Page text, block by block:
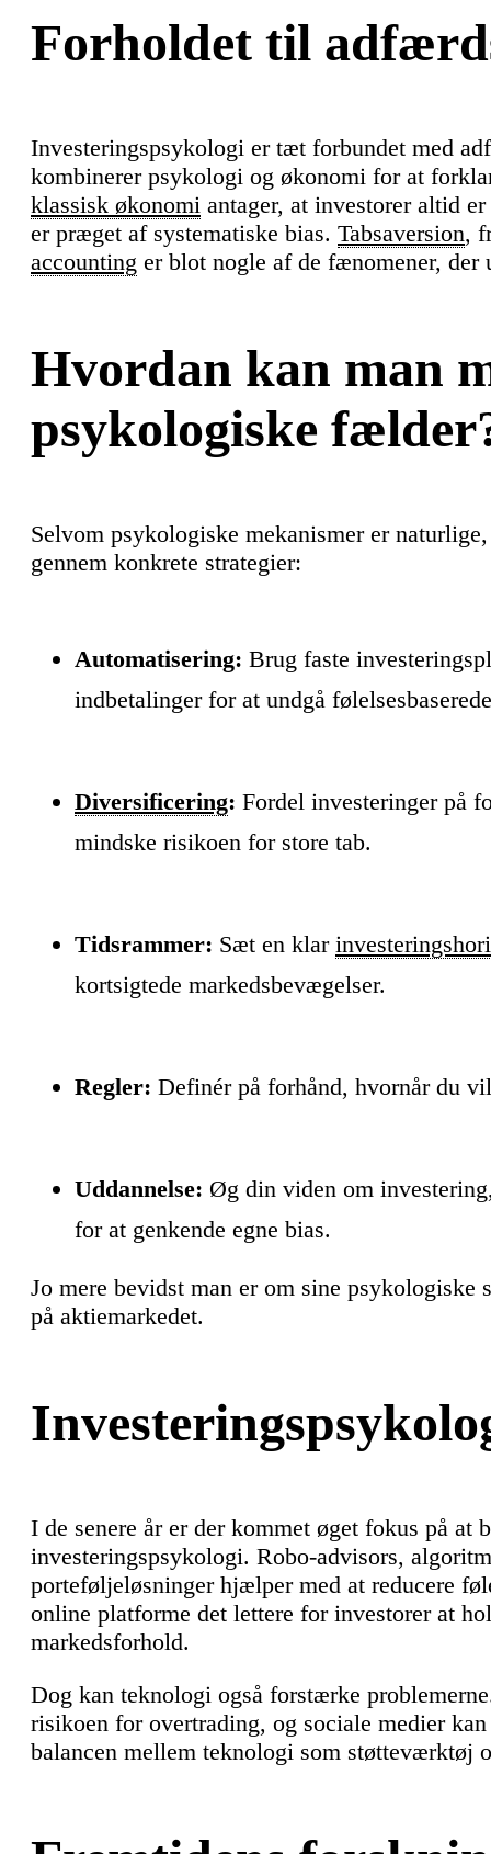
Forholdet til
Investeringspsykologi er tæt forbundet med
kombinerer psykologi og økonomi for at
klassisk økonomi antager, at investorer altid
er præget af systematiske bias. Tabsaversion,
accounting er blot nogle af de fænomener,
Hvordan kan man
psykologiske
Selvom psykologiske mekanismer er
gennem konkrete strategier:
Automatisering: Brug faste
indbetalinger for at undgå
Diversificering: Fordel investeringer på
mindske risikoen for store tab.
Tidsrammer: Sæt en klar
kortsigtede markedsbevægelser.
Regler: Definér på forhånd, hvornår du
Uddannelse: Øg din viden om
for at genkende egne bias.
Jo mere bevidst man er om sine psykologiske
på aktiemarkedet.
I de senere år er der kommet øget fokus på at
investeringspsykologi. Robo-advisors,
porteføljeløsninger hjælper med at reducere
online platforme det lettere for investorer at
markedsforhold.
Dog kan teknologi også forstærke
risikoen for overtrading, og sociale medier
balancen mellem teknologi som støtteværktøj